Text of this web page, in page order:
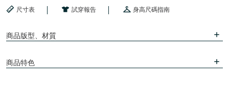
尺寸表 試穿報告 身高尺碼指南
商品版型、材質
商品特色